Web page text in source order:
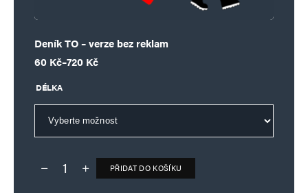
Deník TO – verze bez reklam
60 Kč–720 Kč
Rozpětí cen: 60 Kč až 720 Kč
DÉLKA
Deník TO – verze bez reklam množství
PŘIDAT DO KOŠÍKU